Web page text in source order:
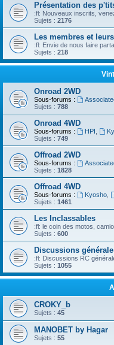
Présentation des
:fl: Nouveaux inscrits,
Sujets : 2176
Les membres et
:fl: Envie de nous faire
Sujets : 218
Onroad 2WD
Sous-forums :
Sujets : 788
Onroad 4WD
Sous-forums : HPI
Sujets : 749
Offroad 2WD
Sous-forums :
Sujets : 1828
Offroad 4WD
Sous-forums : Kyosho,
Sujets : 1461
Les Inclassables
:fl: le coin des motos,
Sujets : 600
Discussions
:fl: Discussions RC
Sujets : 1055
CROKY_b
Sujets : 45
MANOBET by Hagar
Sujets : 55